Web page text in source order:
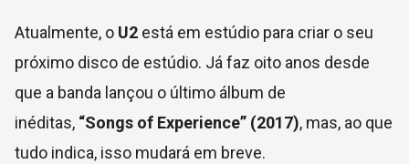
Atualmente, o U2 está em estúdio para criar o seu
próximo disco de estúdio. Já faz oito anos desde
que a banda lançou o último álbum de
inéditas, “Songs of Experience” (2017), mas, ao que
tudo indica, isso mudará em breve.